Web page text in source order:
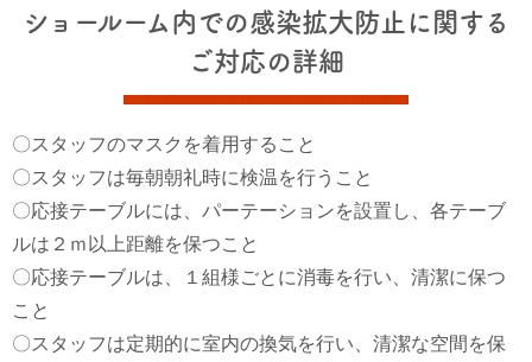
ショールーム内での感染拡大防止に関する
ご対応の詳細
〇スタッフのマスクを着用すること
〇スタッフは毎朝朝礼時に検温を行うこと
〇応接テーブルには、パーテーションを設置し、各テーブ
ルは２ｍ以上距離を保つこと
〇応接テーブルは、１組様ごとに消毒を行い、清潔に保つ
こと
〇スタッフは定期的に室内の換気を行い、清潔な空間を保